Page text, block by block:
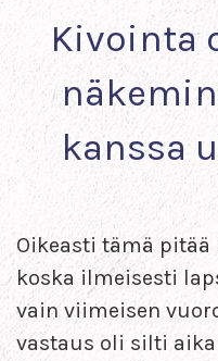
Kivointa
kanssa
Oikeasti tämä pitää
koska ilmeisesti
vain viimeisen
vastaus oli silti